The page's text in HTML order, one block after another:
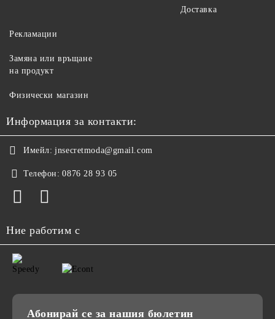
Доставка
Рекламации
Замяна или връщане
на продукт
Физически магазин
Информация за контакти:
Имейл: jnsecretmoda@gmail.com
Телефон: 0876 28 93 05
Ние работим с
Абонирай се за нашия бюлетин